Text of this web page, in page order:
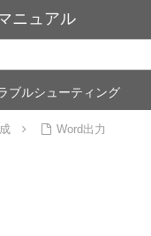
ニュアル
ブルシューティング
Word出力